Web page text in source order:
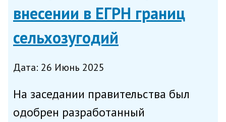
внесении в ЕГРН границ
сельхозугодий
Дата: 26 Июнь 2025
На заседании правительства был
одобрен разработанный